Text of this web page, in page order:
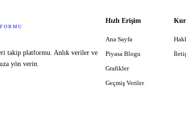
takip platformu. Anlık veriler ve
yön verin.
Hızlı Erişim
Ana Sayfa
Piyasa Blogu
Grafikler
Geçmiş Veriler